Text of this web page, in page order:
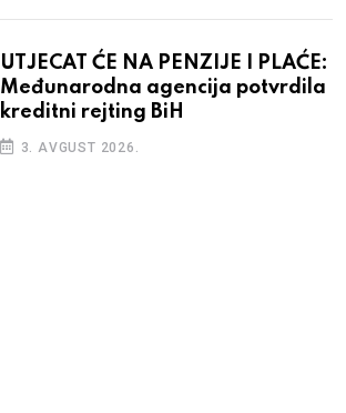
UTJECAT ĆE NA PENZIJE I PLAĆE:
Međunarodna agencija potvrdila
kreditni rejting BiH
3. AVGUST 2026.